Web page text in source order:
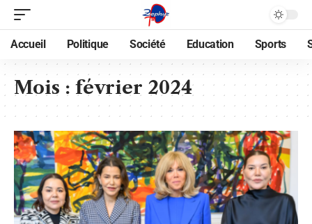
Accueil Politique Société Education Sports
Mois : février 2024